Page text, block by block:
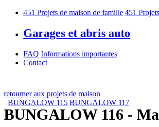
451 Projets de maison de famille 451
Garages et abris auto
FAQ Informations importantes
Contact
retourner aux projets de maison
BUNGALOW 115 BUNGALOW 117
BUNGALOW 116 -